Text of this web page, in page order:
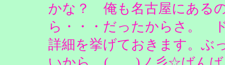
かな？ 俺も名古屋にある
ら・・・だったからさ。
詳細を挙げておきます。ぶ